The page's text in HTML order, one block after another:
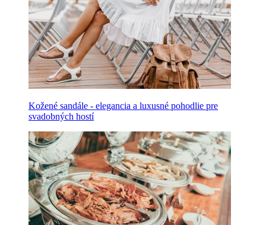
Kožené sandále - elegancia a luxusné pohodlie pre
svadobných hostí